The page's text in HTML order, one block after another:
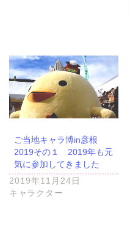
ご当地キャラ博in彦根
2019その１ 2019年も元
気に参加してきました
2019年11月24日
キャラクター